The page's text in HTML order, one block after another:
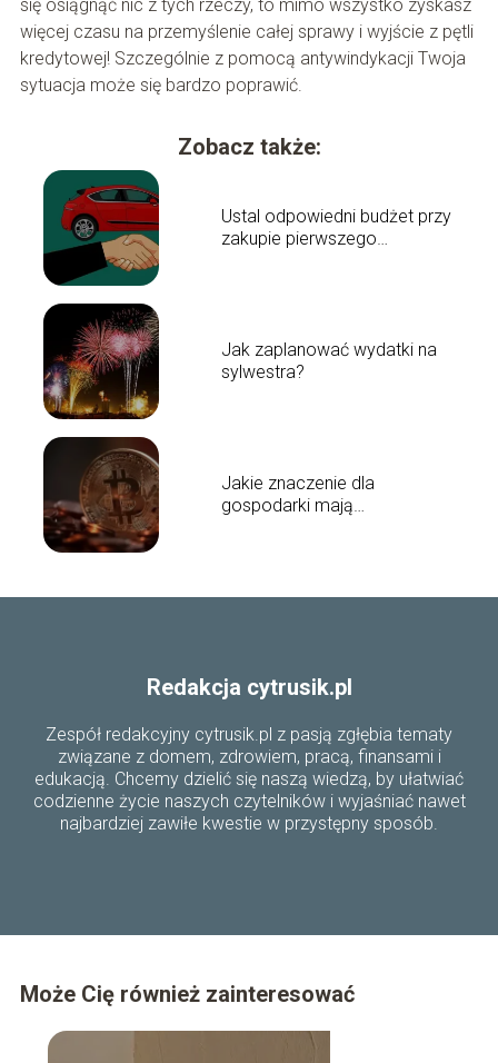
się osiągnąć nic z tych rzeczy, to mimo wszystko zyskasz
więcej czasu na przemyślenie całej sprawy i wyjście z pętli
kredytowej! Szczególnie z pomocą antywindykacji Twoja
sytuacja może się bardzo poprawić.
Zobacz także:
Ustal odpowiedni budżet przy
zakupie pierwszego
Jak zaplanować wydatki na
sylwestra?
Jakie znaczenie dla
gospodarki mają
Redakcja cytrusik.pl
Zespół redakcyjny cytrusik.pl z pasją zgłębia tematy
związane z domem, zdrowiem, pracą, finansami i
edukacją. Chcemy dzielić się naszą wiedzą, by ułatwiać
codzienne życie naszych czytelników i wyjaśniać nawet
najbardziej zawiłe kwestie w przystępny sposób.
Może Cię również zainteresować